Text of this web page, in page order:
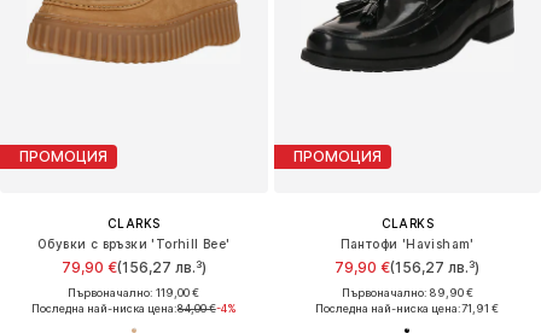
ПРОМОЦИЯ
CLARKS
Обувки с връзки 'Torhill Bee'
79,90 €(156,27 лв.³)
Първоначално: 119,00 €
Последна най-ниска цена:84,00 €-4%
ПРОМОЦИЯ
CLARKS
Пантофи 'Havisham'
79,90 €(156,27 лв.³)
Първоначално: 89,90 €
Последна най-ниска цена:71,91 €